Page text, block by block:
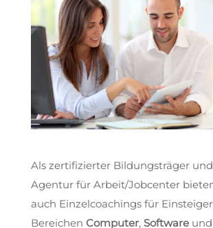
Als zertifizierter Bildungsträger
Agentur für Arbeit/Jobcenter
auch Einzelcoachings für
Bereichen Computer, Softwareund